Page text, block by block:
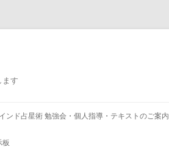
す
インド占星術 勉強会・個人指導・テキストのご案内